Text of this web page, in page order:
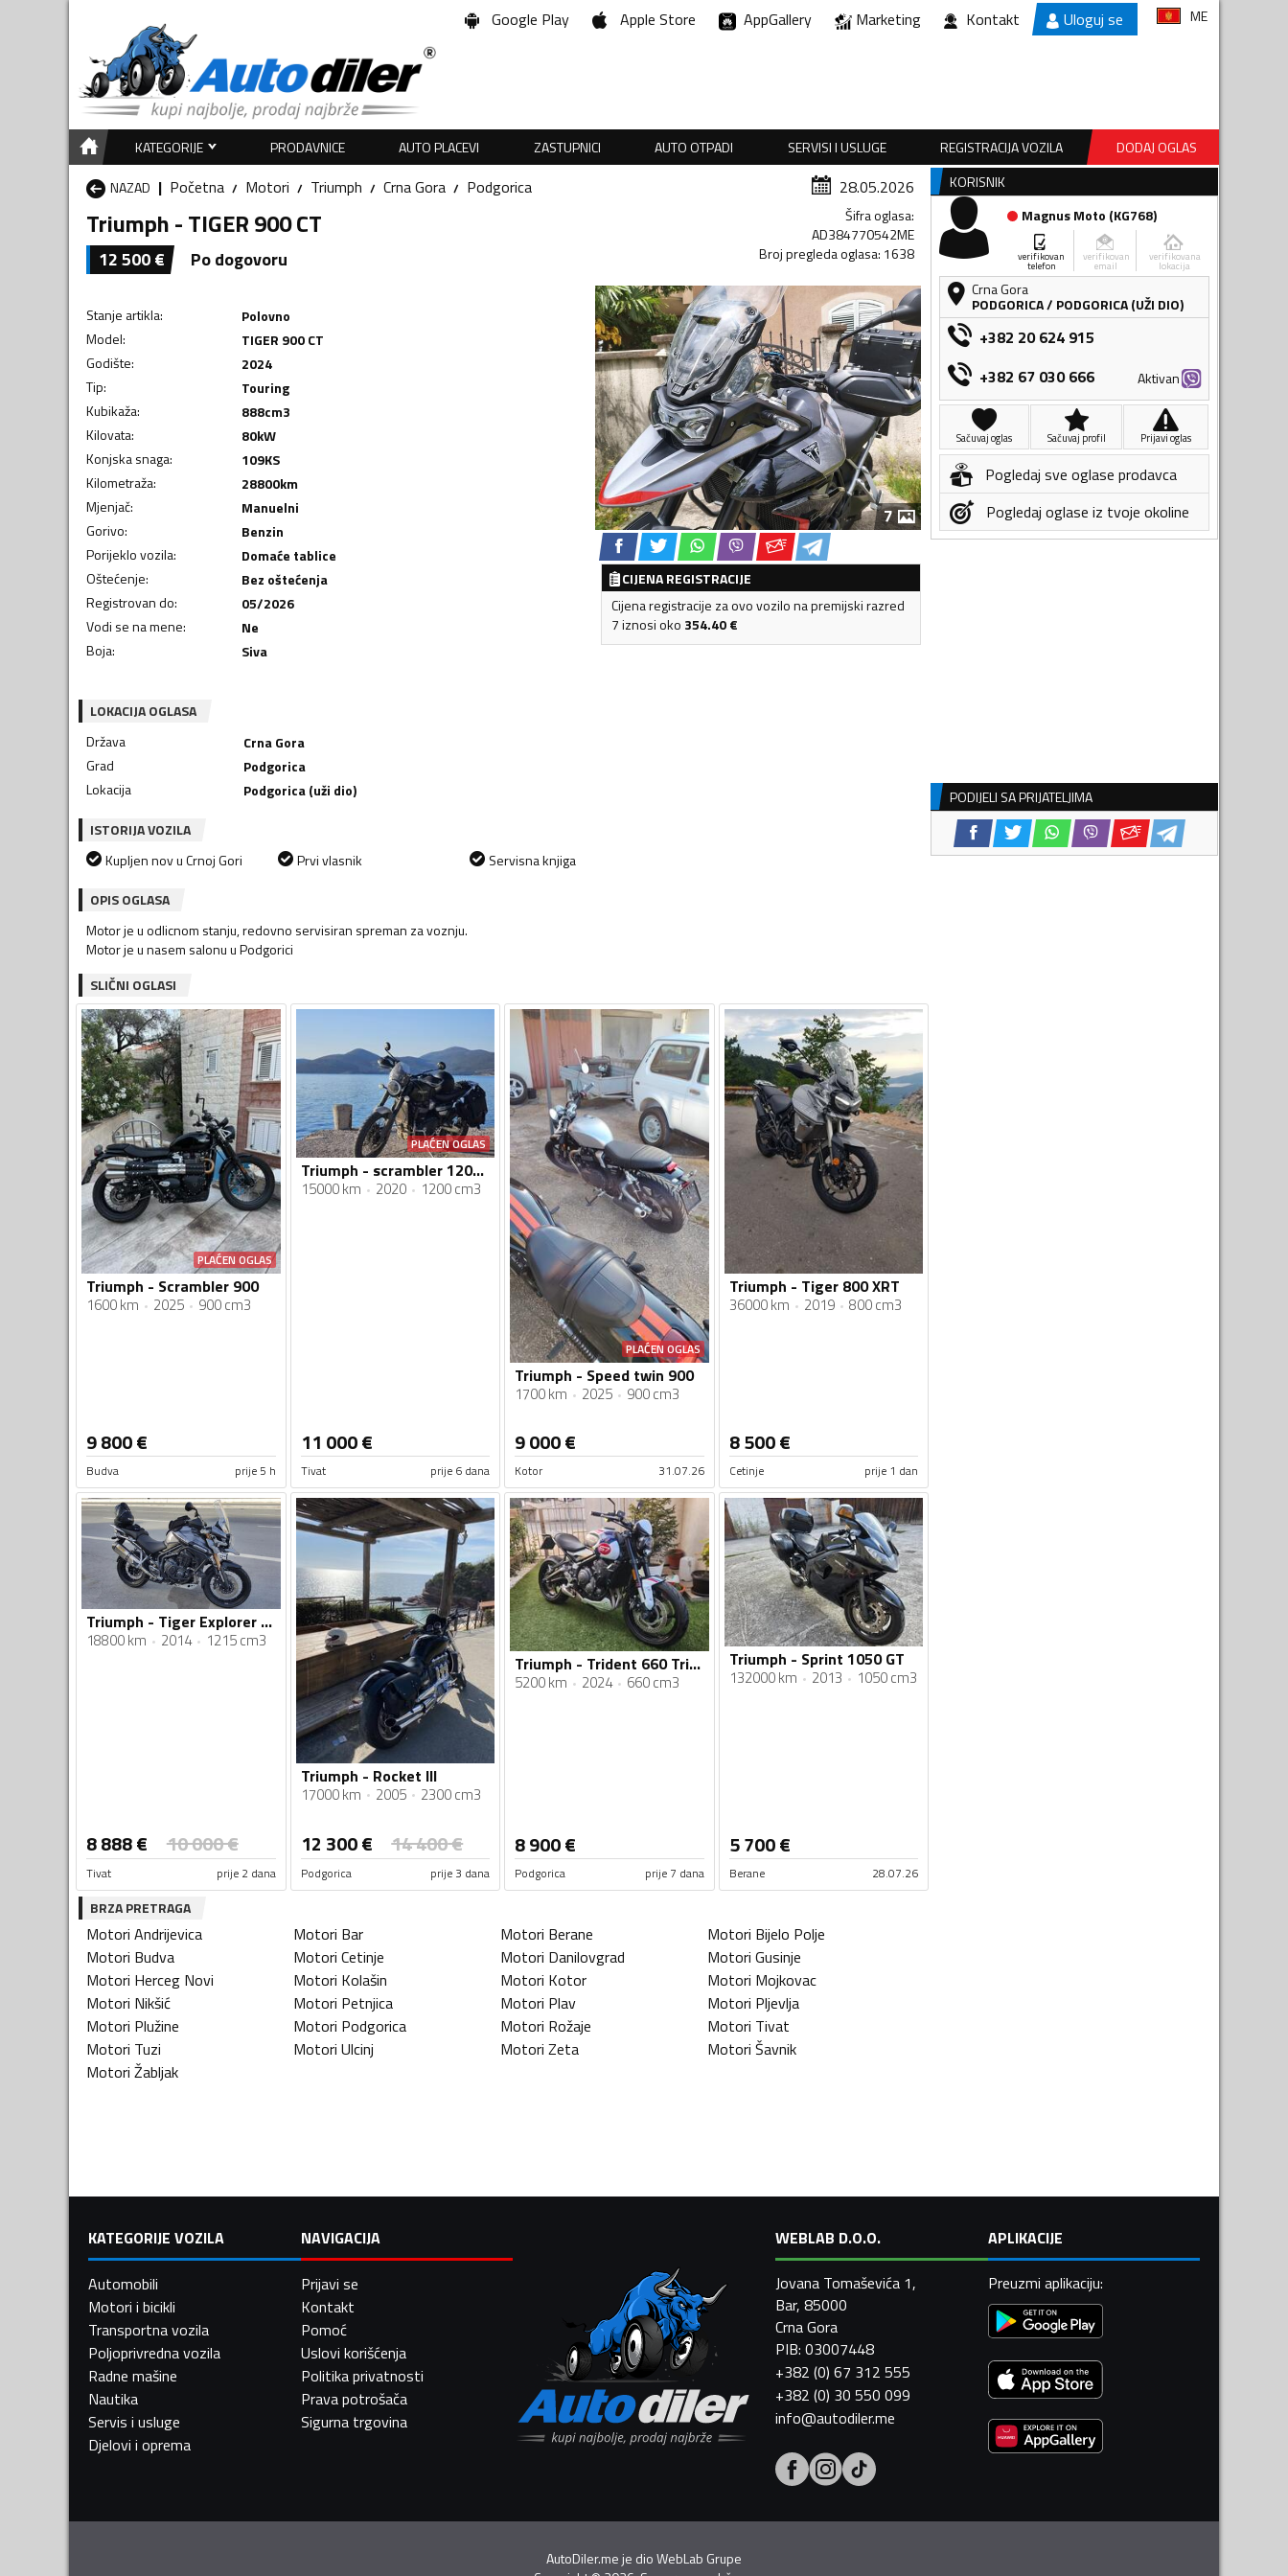
Google Play Apple Store AppGallery Marketing Kontakt Uloguj se ME
KATEGORIJE PRODAVNICE AUTO PLACEVI ZASTUPNICI AUTO OTPADI SERVISI I USLUGE REGISTRACIJA VOZILA
DODAJ OGLAS
NAZAD
Početna Motori Triumph Crna Gora Podgorica 28.05.2026
Triumph - TIGER 900 CT
12 500€ Po dogovoru
Šifra oglasa:
AD384770542ME
Broj pregleda oglasa: 1638
Stanje artikla:
Polovno
Model:
TIGER 900 CT
Godište:
2024
Tip:
Touring
Kubikaža: 888cm3
Kilovata: 80kW
Konjska snaga: 109KS
Kilometraža: 28800km
Mjenjač:
Manuelni
Gorivo:
Benzin
Porijeklo vozila:
Domaće tablice
Oštećenje:
Bez oštećenja
Registrovan do:
05/2026
Vodi se na mene:
Ne
Boja: Siva
7
CIJENA REGISTRACIJE
Cijena registracije za ovo vozilo na premijski razred
7 iznosi oko 354.40€
LOKACIJA OGLASA
Država
Crna Gora
Grad
Podgorica
Lokacija
Podgorica (uži dio)
ISTORIJA VOZILA
Kupljen nov u Crnoj Gori
Prvi vlasnik
Servisna knjiga
OPIS OGLASA
Motor je u odlicnom stanju, redovno servisiran spreman za voznju.
Motor je u nasem salonu u Podgorici
SLIČNI OGLASI
PLAĆEN OGLAS
Triumph - Scrambler 900
1600 km 2025 900 cm3
9 800€
Budva prije 5 h
PLAĆEN OGLAS
Triumph - scrambler 1200xc
15000 km 2020 1200 cm3
11 000€
Tivat prije 6 dana
PLAĆEN OGLAS
Triumph - Speed twin 900
1700 km 2025 900 cm3
9 000€
Kotor 31.07.26
Triumph - Tiger 800 XRT
36000 km 2019 800 cm3
8 500€
Cetinje prije 1 dan
Triumph - Tiger Explorer 1200 XC
18800 km 2014 1215 cm3
8 888€ 10 000€
Tivat prije 2 dana
Triumph - Rocket III
17000 km 2005 2300 cm3
12 300€ 14 400€
Podgorica prije 3 dana
Triumph - Trident 660 Triple Tribute
5200 km 2024 660 cm3
8 900€
Podgorica prije 7 dana
Triumph - Sprint 1050 GT
132000 km 2013 1050 cm3
5 700€
Berane 28.07.26
BRZA PRETRAGA
Motori Andrijevica Motori Bar Motori Berane Motori Bijelo Polje
Motori Budva Motori Cetinje Motori Danilovgrad Motori Gusinje
Motori Herceg Novi Motori Kolašin Motori Kotor Motori Mojkovac
Motori Nikšić Motori Petnjica Motori Plav Motori Pljevlja
Motori Plužine Motori Podgorica Motori Rožaje Motori Tivat
Motori Tuzi Motori Ulcinj Motori Zeta Motori Šavnik
Motori Žabljak
KORISNIK
Magnus Moto (KG768)
verifikovan
telefon
verifikovan
email
verifikovana
lokacija
Crna Gora
PODGORICA/ PODGORICA (UŽI DIO)
+382 20 624 915
+382 67 030 666
Aktivan
Sačuvaj oglas Sačuvaj profil Prijavi oglas
Pogledaj sve oglase prodavca
Pogledaj oglase iz tvoje okoline
PODIJELI SA PRIJATELJIMA
KATEGORIJE VOZILA
Automobili
Motori i bicikli
Transportna vozila
Poljoprivredna vozila
Radne mašine
Nautika
Servis i usluge
Djelovi i oprema
NAVIGACIJA
Prijavi se
Kontakt
Pomoć
Uslovi korišćenja
Politika privatnosti
Prava potrošača
Sigurna trgovina
WEBLAB D.O.O.
Jovana Tomaševića 1,
Bar, 85000
Crna Gora
PIB: 03007448
+382 (0) 67 312 555
+382 (0) 30 550 099
info@autodiler.me
APLIKACIJE
Preuzmi aplikaciju:
AutoDiler.me je dioWebLab Grupe